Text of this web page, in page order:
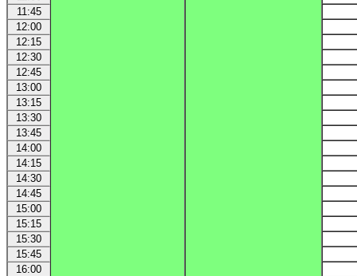
11:45
12:00
12:15
12:30
12:45
13:00
13:15
13:30
13:45
14:00
14:15
14:30
14:45
15:00
15:15
15:30
15:45
16:00